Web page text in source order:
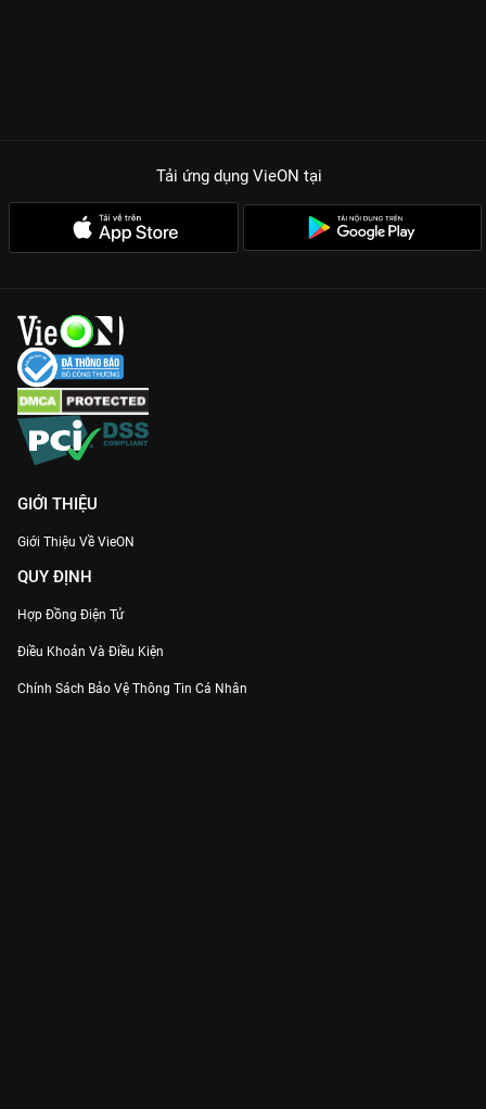
Tải ứng dụng VieON tại
GIỚI THIỆU
Giới Thiệu Về VieON
QUY ĐỊNH
Hợp Đồng Điện Tử
Điều Khoản Và Điều Kiện
Chính Sách Bảo Vệ Thông Tin Cá Nhân